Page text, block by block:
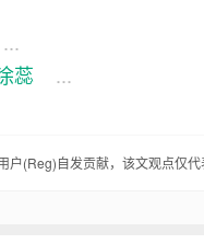
惊喜。
子突然冒出来，说
寻思着，这小子怎
...
蕊
...
户(Reg)自发贡献，该文观点仅